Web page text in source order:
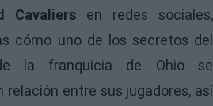
Cavaliers en redes sociales,
cómo uno de los secretos del
la franquicia de Ohio se
relación entre sus jugadores, así